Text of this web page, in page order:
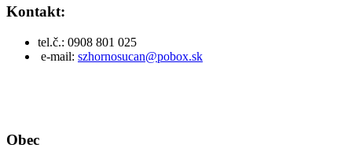
Kontakt:
tel.č.: 0908 801 025
e-mail: szhornosucan@pobox.sk
Obec